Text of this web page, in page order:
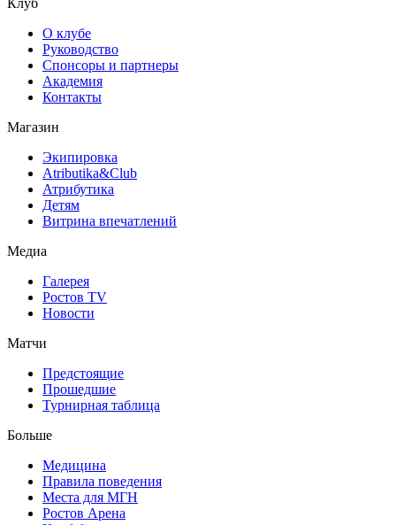
О клубе
Руководство
Спонсоры и партнеры
Академия
Контакты
Магазин
Экипировка
Atributika&Club
Атрибутика
Детям
Витрина впечатлений
Медиа
Галерея
Ростов TV
Новости
Матчи
Предстоящие
Прошедшие
Турнирная таблица
Больше
Медицина
Правила поведения
Места для МГН
Ростов Арена